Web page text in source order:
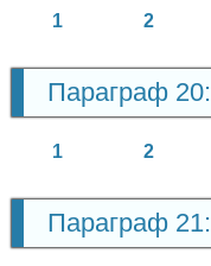
1 2
Параграф 20:
1 2
Параграф 21: